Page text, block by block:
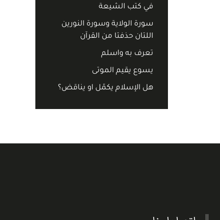
في كتب الشيعة
سورة الولاية وسورة النورين
اللتان حذفتا من القرآن
تعرف به واسلم
يسوع يقيم الموتى
هل الإسلام يكمّل او يناقض؟